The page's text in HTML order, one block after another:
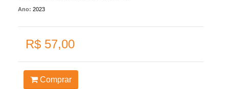
Ano: 2023
R$ 57,00
Comprar